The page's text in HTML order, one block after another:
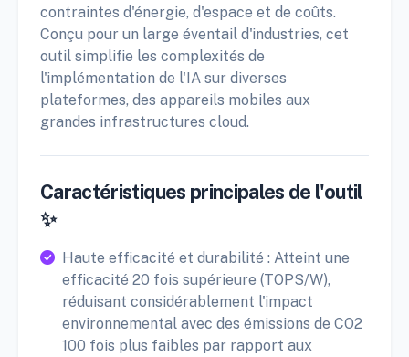
contraintes d'énergie, d'espace et de coûts.
Conçu pour un large éventail d'industries, cet
outil simplifie les complexités de
l'implémentation de l'IA sur diverses
plateformes, des appareils mobiles aux
grandes infrastructures cloud.
Caractéristiques principales de l'outil
✨
Haute efficacité et durabilité : Atteint une
efficacité 20 fois supérieure (TOPS/W),
réduisant considérablement l'impact
environnemental avec des émissions de CO2
100 fois plus faibles par rapport aux